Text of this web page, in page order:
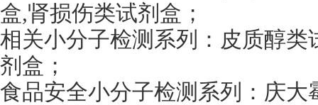
盒,肾损伤类试剂盒；
相关小分子检测系列：皮质醇
剂盒；
食品安全小分子检测系列：庆